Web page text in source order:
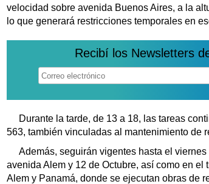
velocidad sobre avenida Buenos Aires, a la
lo que generará restricciones temporales en
Recibí los Newsletters
Durante la tarde, de 13 a 18, las tareas
563, también vinculadas al mantenimiento de
Además, seguirán vigentes hasta el
avenida Alem y 12 de Octubre, así como en el
Alem y Panamá, donde se ejecutan obras de